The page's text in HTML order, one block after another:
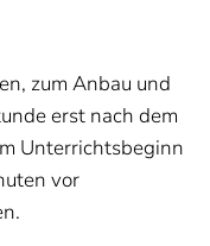
zum Anbau und
erst nach dem
Unterrichtsbeginn
vor